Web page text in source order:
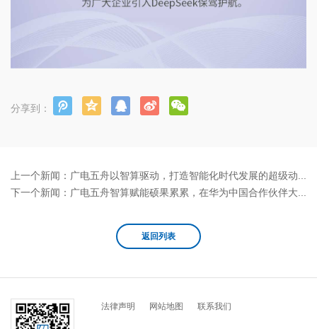
分享到：
上一个新闻： 广电五舟以智算驱动，打造智能化时代发展的超级动力源
下一个新闻： 广电五舟智算赋能硕果累累，在华为中国合作伙伴大会再获殊荣
返回列表
法律声明 网站地图 联系我们